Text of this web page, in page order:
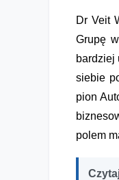
Dr Veit
Grupę
bardziej
siebie
pion
polem